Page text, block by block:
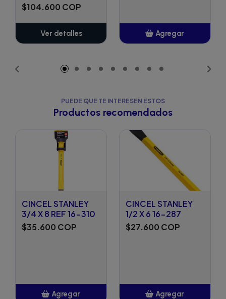
$104.600 COP
Ver detalles Agregar
PUEDE QUE TE INTERESEN ESTOS
Productos recomendados
CINCEL STANLEY
3/4 X 8 REF 16-310
$35.600 COP
Agregar
CINCEL STANLEY
1/2 X 6 16-287
$27.600 COP
Agregar